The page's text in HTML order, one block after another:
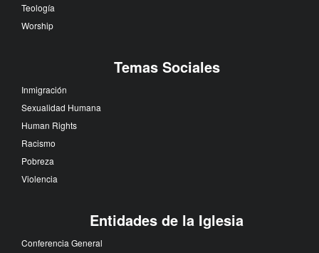
Teología
Worship
Temas Sociales
Inmigración
Sexualidad Humana
Human Rights
Racismo
Pobreza
Violencia
Entidades de la Iglesia
Conferencia General